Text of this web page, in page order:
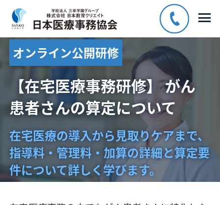
オンライン公開研修
【在宅医療事務研修】 がん
患者さんの算定について
在宅医療の導入から見取りケアまで、
指導料・管理料・加算の詳細と算定要
件について詳しく学びます。